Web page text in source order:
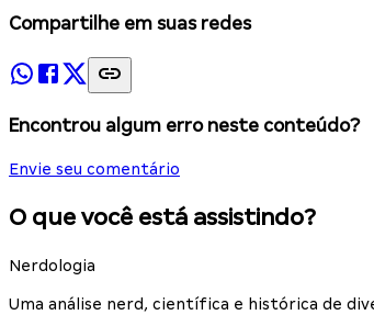
Compartilhe em suas redes
Encontrou algum erro neste conteúdo?
Envie seu comentário
O que você está assistindo?
Nerdologia
Uma análise nerd, científica e histórica de